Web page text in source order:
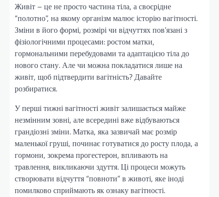
Живіт – це не просто частина тіла, а своєрідне
“полотно”, на якому організм малює історію вагітності.
Зміни в його формі, розмірі чи відчуттях пов’язані з
фізіологічними процесами: ростом матки,
гормональними перебудовами та адаптацією тіла до
нового стану. Але чи можна покладатися лише на
живіт, щоб підтвердити вагітність? Давайте
розбиратися.
У перші тижні вагітності живіт залишається майже
незмінним зовні, але всередині вже відбуваються
грандіозні зміни. Матка, яка зазвичай має розмір
маленької груші, починає готуватися до росту плода, а
гормони, зокрема прогестерон, впливають на
травлення, викликаючи здуття. Ці процеси можуть
створювати відчуття “повноти” в животі, яке іноді
помилково сприймають як ознаку вагітності.